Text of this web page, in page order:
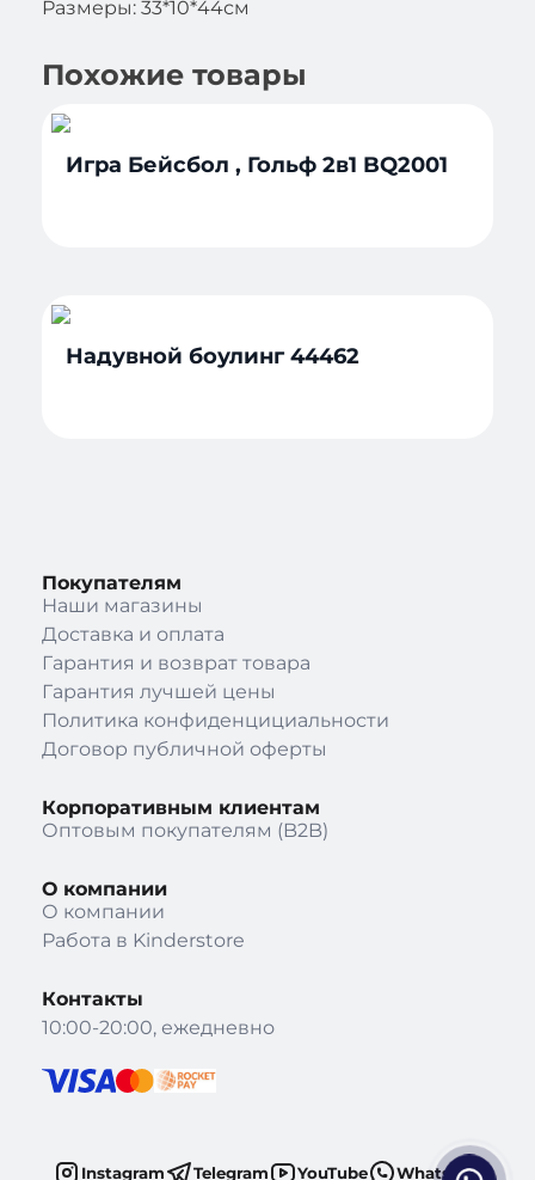
Размеры: 33*10*44см
Похожие товары
Игра Бейсбол , Гольф 2в1 BQ2001
Надувной боулинг 44462
Покупателям
Наши магазины
Доставка и оплата
Гарантия и возврат товара
Гарантия лучшей цены
Политика конфиденцициальности
Договор публичной оферты
Корпоративным клиентам
Оптовым покупателям (B2B)
О компании
О компании
Работа в Kinderstore
Контакты
10:00-20:00, ежедневно
Instagram Telegram YouTube WhatsApp